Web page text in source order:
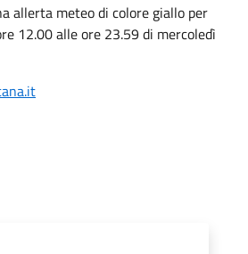
allerta meteo di colore giallo per
12.00 alle ore 23.59 di mercoledì